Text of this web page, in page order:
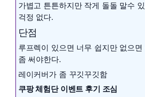
가볍고 튼튼하지만 작게 돌돌 말수
걱정 없다.
단점
루프렉이 있으면 너무 쉽지만 없으
좀 써야한다.
레이커버가 좀 꾸깃꾸깃함
쿠팡 체험단 이벤트 후기 조심